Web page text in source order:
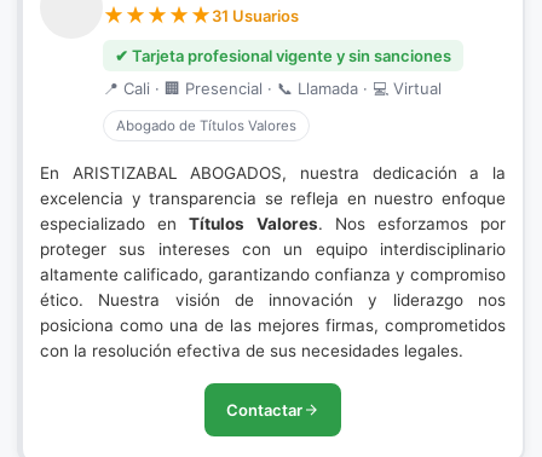
31 Usuarios
✔ Tarjeta profesional vigente y sin sanciones
📍 Cali · 🏢 Presencial · 📞 Llamada · 💻 Virtual
Abogado de Títulos Valores
En ARISTIZABAL ABOGADOS, nuestra dedicación a la
excelencia y transparencia se refleja en nuestro enfoque
especializado enTítulos Valores. Nos esforzamos por
proteger sus intereses con un equipo interdisciplinario
altamente calificado, garantizando confianza y compromiso
ético. Nuestra visión de innovación y liderazgo nos
posiciona como una de las mejores firmas, comprometidos
con la resolución efectiva de sus necesidades legales.
Contactar